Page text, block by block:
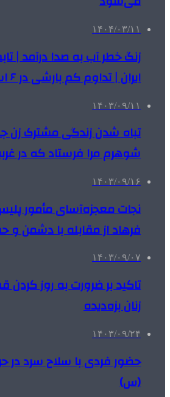
۱۴۰۴/۰۳/۱۱
زنگ خطر آب به صدا درآمد |
ایران | تداوم کم‌ بارشی در ۶ استان
۱۴۰۳/۰۹/۱۱
تباه شدن زندگی مشترک زن
شوهرم مرا فرستاد که در
۱۴۰۳/۰۹/۱۶
نجات معجزه‌آسای مأمور پلیس
فرهاد از مقابله با دشمن و
۱۴۰۳/۰۹/۰۷
تاکید بر ضرورت به روز کردن
زنان بزه‌دیده
۱۴۰۳/۰۹/۲۴
حضور فردی با سلاح سرد
(س)